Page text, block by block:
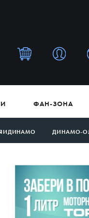
ФАН-ЗОНА
ДИНАМО-